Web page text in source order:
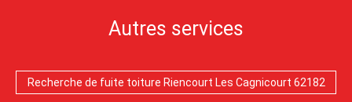
Autres services
Recherche de fuite toiture Riencourt Les Cagnicourt 62182